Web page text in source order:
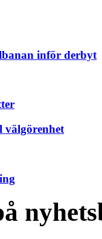
inför derbyt
välgörenhet